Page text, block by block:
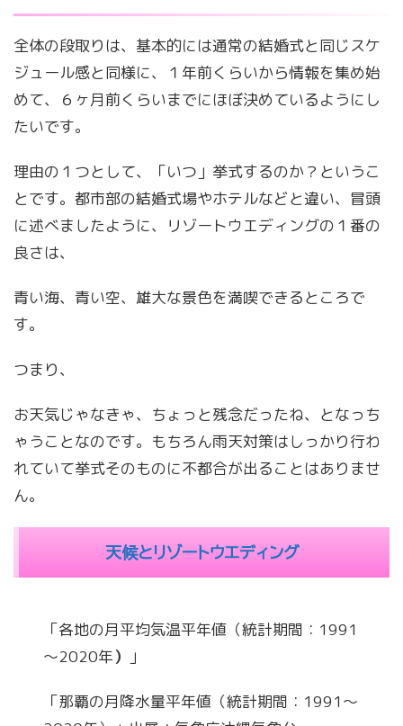
全体の段取りは、基本的には通常の結婚式と同じスケ
ジュール感と同様に、１年前くらいから情報を集め始
めて、６ヶ月前くらいまでにほぼ決めているようにし
たいです。
理由の１つとして、「いつ」挙式するのか？というこ
とです。都市部の結婚式場やホテルなどと違い、冒頭
に述べましたように、リゾートウエディングの１番の
良さは、
青い海、青い空、雄大な景色を満喫できるところで
す。
つまり、
お天気じゃなきゃ、ちょっと残念だったね、となっち
ゃうことなのです。もちろん雨天対策はしっかり行わ
れていて挙式そのものに不都合が出ることはありませ
ん。
天候とリゾートウエディング
「各地の月平均気温平年値（統計期間：1991
～2020年） 」
「那覇の月降水量平年値（統計期間：1991～